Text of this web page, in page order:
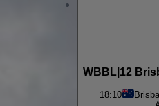
WBBL|12
18:10